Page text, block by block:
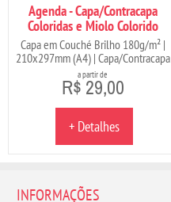
Agenda - Capa/Contracapa
Coloridas e Miolo Colorido
Capa em Couché Brilho 180g/m² |
210x297mm (A4) | Capa/Contracapa
4x0 e Miolo 4x4
a partir de
R$ 29,00
+ Detalhes
INFORMAÇÕES